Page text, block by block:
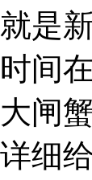
就是
时间
大闸
详细